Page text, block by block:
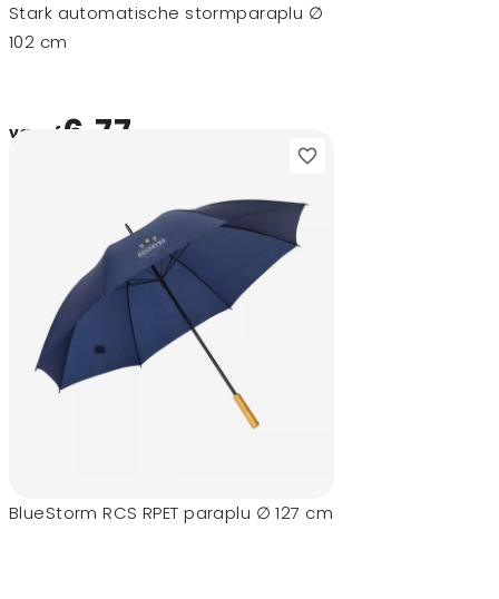
Stark automatische stormparaplu ∅
102 cm
vanaf 6,77
BlueStorm RCS RPET paraplu ∅ 127 cm